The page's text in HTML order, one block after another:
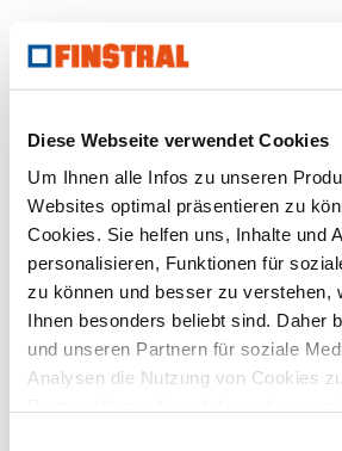
Diese Webseite verwendet Cookies
Um Ihnen alle Infos zu unseren
Websites optimal präsentieren zu
Cookies. Sie helfen uns, Inhalte und
personalisieren, Funktionen für
zu können und besser zu verstehen,
Ihnen besonders beliebt sind. Daher
und unseren Partnern für soziale
Analysen die Nutzung von Cookies